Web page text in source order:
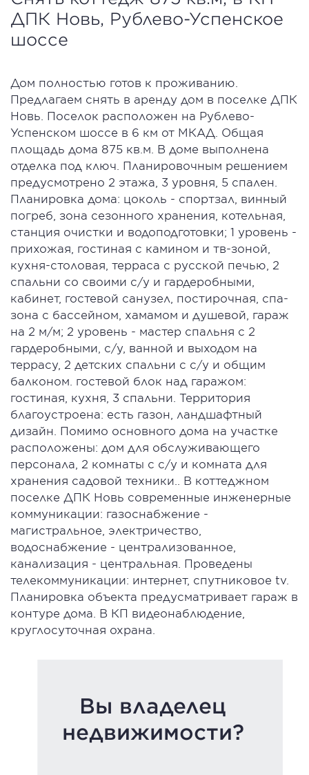
ДПК Новь, Рублево-Успенское
шоссе
Дом полностью готов к проживанию.
Предлагаем снять в аренду дом в поселке ДПК
Новь. Поселок расположен на Рублево-
Успенском шоссе в 6 км от МКАД. Общая
площадь дома 875 кв.м. В доме выполнена
отделка под ключ. Планировочным решением
предусмотрено 2 этажа, 3 уровня, 5 спален.
Планировка дома: цоколь - спортзал, винный
погреб, зона сезонного хранения, котельная,
станция очистки и водоподготовки; 1 уровень -
прихожая, гостиная с камином и тв-зоной,
кухня-столовая, терраса с русской печью, 2
спальни со своими с/у и гардеробными,
кабинет, гостевой санузел, постирочная, спа-
зона с бассейном, хамамом и душевой, гараж
на 2 м/м; 2 уровень - мастер спальня с 2
гардеробными, с/у, ванной и выходом на
террасу, 2 детских спальни с с/у и общим
балконом. гостевой блок над гаражом:
гостиная, кухня, 3 спальни. Территория
благоустроена: есть газон, ландшафтный
дизайн. Помимо основного дома на участке
расположены: дом для обслуживающего
персонала, 2 комнаты с с/у и комната для
хранения садовой техники.. В коттеджном
поселке ДПК Новь современные инженерные
коммуникации: газоснабжение -
магистральное, электричество,
водоснабжение - централизованное,
канализация - центральная. Проведены
телекоммуникации: интернет, спутниковое tv.
Планировка объекта предусматривает гараж в
контуре дома. В КП видеонаблюдение,
круглосуточная охрана.
Вы владелец
недвижимости?